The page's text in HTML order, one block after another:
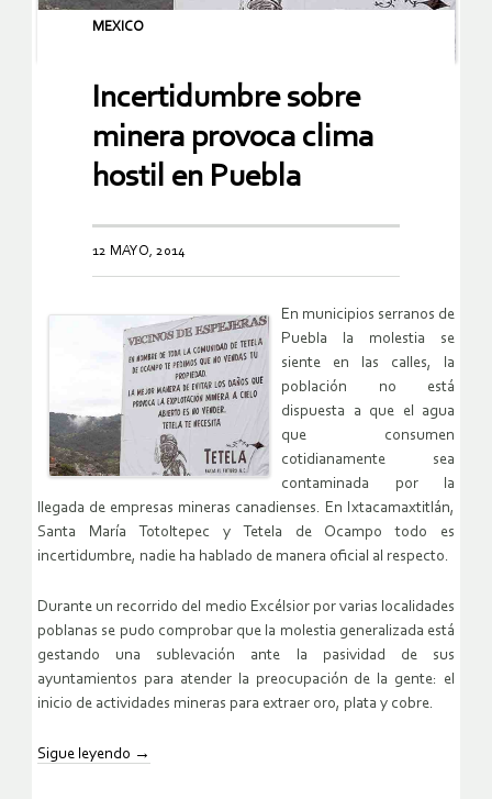
MEXICO
Incertidumbre sobre
minera provoca clima
hostil en Puebla
12 MAYO, 2014
En municipios serranos de
Puebla la molestia se
siente en las calles, la
población no está
dispuesta a que el agua
que consumen
cotidianamente sea
contaminada por la
llegada de empresas mineras canadienses. En Ixtacamaxtitlán,
Santa María Totoltepec y Tetela de Ocampo todo es
incertidumbre, nadie ha hablado de manera oficial al respecto.
Durante un recorrido del medio Excélsior por varias localidades
poblanas se pudo comprobar que la molestia generalizada está
gestando una sublevación ante la pasividad de sus
ayuntamientos para atender la preocupación de la gente: el
inicio de actividades mineras para extraer oro, plata y cobre.
Sigue leyendo →